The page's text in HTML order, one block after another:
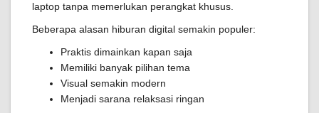
laptop tanpa memerlukan perangkat khusus.
Beberapa alasan hiburan digital semakin populer:
Praktis dimainkan kapan saja
Memiliki banyak pilihan tema
Visual semakin modern
Menjadi sarana relaksasi ringan